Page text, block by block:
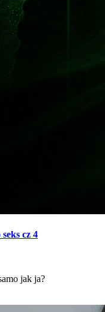
cz 4
jak ja?